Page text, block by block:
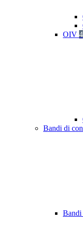
OIV 4
Bandi di
Bandi